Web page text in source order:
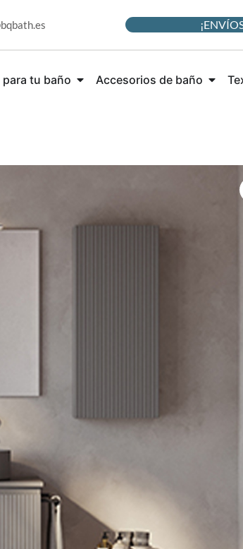
para tu baño Accesorios de baño